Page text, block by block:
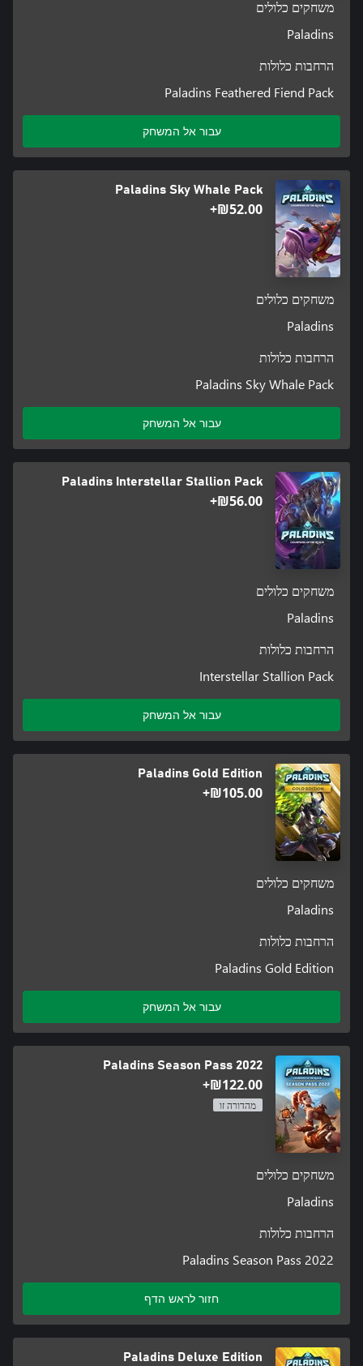
משחקים כלולים
Paladins
הרחבות כלולות
Paladins Feathered Fiend Pack
עבור אל המשחק
Paladins Sky Whale Pack
‪₪‎52.00‬+
משחקים כלולים
Paladins
הרחבות כלולות
Paladins Sky Whale Pack
עבור אל המשחק
Paladins Interstellar Stallion Pack
‪₪‎56.00‬+
משחקים כלולים
Paladins
הרחבות כלולות
Interstellar Stallion Pack
עבור אל המשחק
Paladins Gold Edition
‪₪‎105.00‬+
משחקים כלולים
Paladins
הרחבות כלולות
Paladins Gold Edition
עבור אל המשחק
Paladins Season Pass 2022
‪₪‎122.00‬+
מהדורה זו
משחקים כלולים
Paladins
הרחבות כלולות
Paladins Season Pass 2022
חזור לראש הדף
Paladins Deluxe Edition